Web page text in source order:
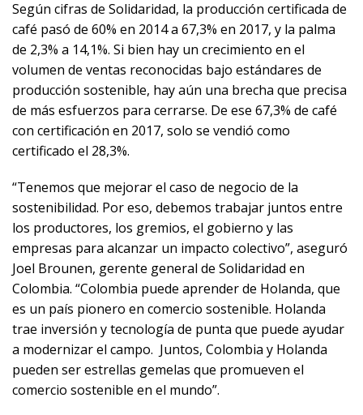
Según cifras de Solidaridad, la producción certificada de
café pasó de 60% en 2014 a 67,3% en 2017, y la palma
de 2,3% a 14,1%. Si bien hay un crecimiento en el
volumen de ventas reconocidas bajo estándares de
producción sostenible, hay aún una brecha que precisa
de más esfuerzos para cerrarse. De ese 67,3% de café
con certificación en 2017, solo se vendió como
certificado el 28,3%.
“Tenemos que mejorar el caso de negocio de la
sostenibilidad. Por eso, debemos trabajar juntos entre
los productores, los gremios, el gobierno y las
empresas para alcanzar un impacto colectivo”, aseguró
Joel Brounen, gerente general de Solidaridad en
Colombia. “Colombia puede aprender de Holanda, que
es un país pionero en comercio sostenible. Holanda
trae inversión y tecnología de punta que puede ayudar
a modernizar el campo. Juntos, Colombia y Holanda
pueden ser estrellas gemelas que promueven el
comercio sostenible en el mundo”.